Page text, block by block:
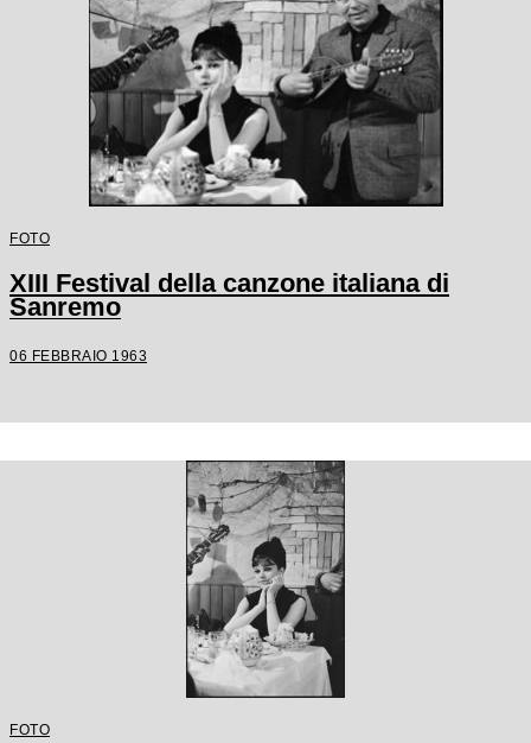
FOTO
XIII Festival della canzone italiana di
Sanremo
06 FEBBRAIO 1963
FOTO